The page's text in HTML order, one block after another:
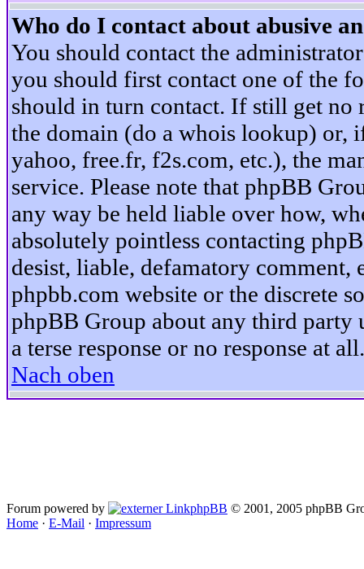
Who do I contact about abusive
You should contact the
you should first contact one of the
should in turn contact. If still get no
the domain (do a whois lookup) or,
yahoo, free.fr, f2s.com, etc.), the
service. Please note that phpBB
any way be held liable over how,
absolutely pointless contacting
desist, liable, defamatory
phpbb.com website or the discrete
phpBB Group about any third party
a terse response or no response at all.
Nach oben
Forum powered by phpBB © 2001, 2005 phpBB
Home · E-Mail · Impressum